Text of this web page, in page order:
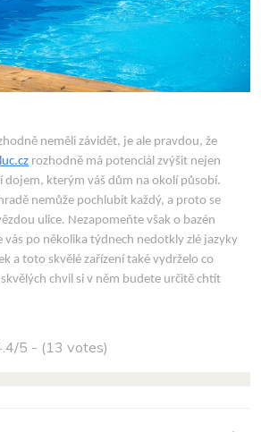
neměli závidět, je ale pravdou, že
rozhodně má potenciál zvýšit nejen
dojem, kterým váš dům na okolí působí.
nemůže pochlubit každý, a proto se
ulice. Nezapomeňte však o bazén
vás po několika týdnech nedotkly zlé jazyky
a toto skvělé zařízení také vydrželo co
chvil si v něm budete určitě chtít
5 - (13 votes)